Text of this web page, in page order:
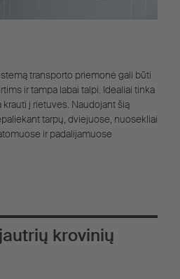
transporto priemonė gali būti
ir tampa labai talpi. Idealiai tinka
į rietuves. Naudojant šią
tarpų, dviejuose, nuosekliai
ir padalijamuose
krovinių